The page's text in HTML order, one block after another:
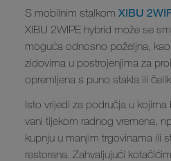
S mobilnim stalkom XIBU
XIBU 2WIPE hybrid može se
moguća odnosno poželjna,
zidovima u postrojenjima za
opremljena s puno stakla ili
Isto vrijedi za područja u
vani tijekom radnog vremena,
kupnju u manjim trgovinama ili
restorana. Zahvaljujući